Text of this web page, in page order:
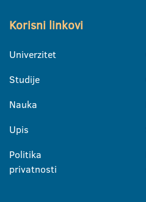
Korisni linkovi
Univerzitet
Studije
Nauka
Upis
Politika
privatnosti